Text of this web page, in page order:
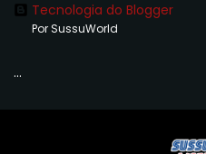
Tecnologia do Blogger
Por SussuWorld
...